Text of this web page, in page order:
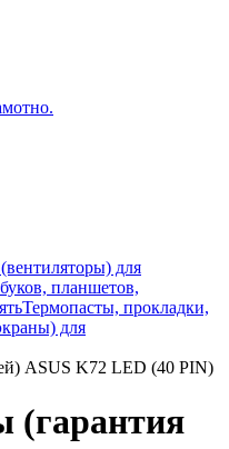
для
планшетов,
Термопасты, прокладки,
для
ASUS K72 LED (40 PIN)